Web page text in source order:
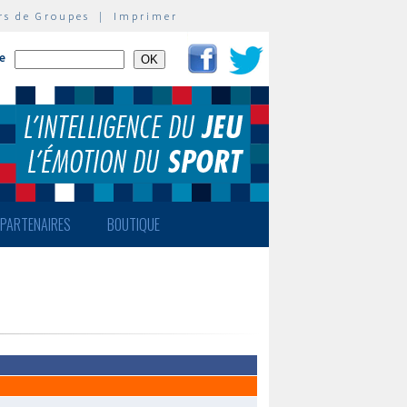
de Groupes | Imprimer
PARTENAIRES BOUTIQUE